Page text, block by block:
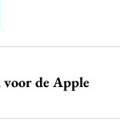
de Apple